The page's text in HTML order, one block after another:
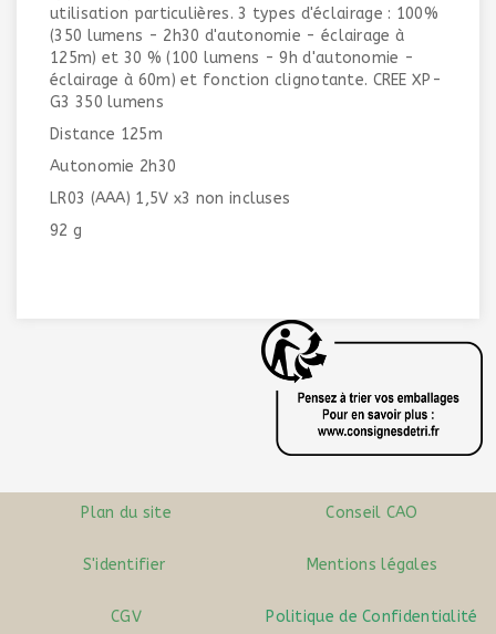
utilisation particulières. 3 types d'éclairage : 100%
(350 lumens - 2h30 d'autonomie - éclairage à
125m) et 30 % (100 lumens - 9h d'autonomie -
éclairage à 60m) et fonction clignotante. CREE XP-
G3 350 lumens
Distance 125m
Autonomie 2h30
LR03 (AAA) 1,5V x3 non incluses
92 g
Plan du site Conseil CAO
S'identifier Mentions légales
CGV Politique de Confidentialité